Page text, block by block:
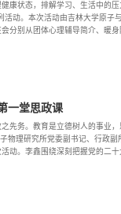
康状态，排解学习、生活中
活动。本次活动由吉林大学原
分别从团体心理辅导简介、暖身
一堂思政课
先务。教育是立德树人的事业
物理研究所党委副书记、行政
动。李鑫围绕深刻把握党的二十